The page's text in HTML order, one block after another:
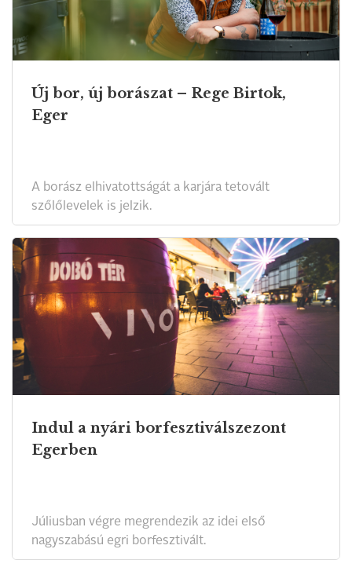
Új bor, új borászat – Rege Birtok,
Eger
A borász elhivatottságát a karjára tetovált
szőlőlevelek is jelzik.
Indul a nyári borfesztiválszezont
Egerben
Júliusban végre megrendezik az idei első
nagyszabású egri borfesztivált.